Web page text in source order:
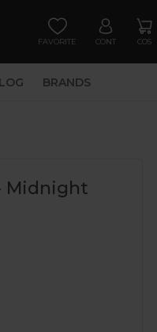
FAVORITE CONT COS
BRANDS
Midnight